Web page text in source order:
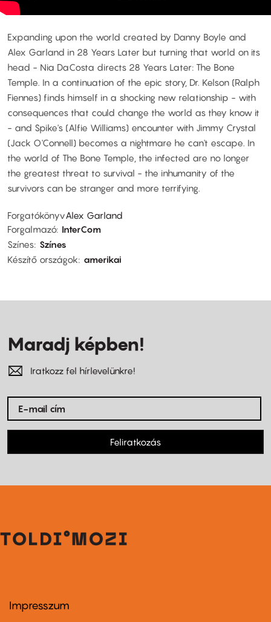
Expanding upon the world created by Danny Boyle and
Alex Garland in 28 Years Later but turning that world on its
head - Nia DaCosta directs 28 Years Later: The Bone
Temple. In a continuation of the epic story, Dr. Kelson (Ralph
Fiennes) finds himself in a shocking new relationship - with
consequences that could change the world as they know it
- and Spike's (Alfie Williams) encounter with Jimmy Crystal
(Jack O'Connell) becomes a nightmare he can't escape. In
the world of The Bone Temple, the infected are no longer
the greatest threat to survival - the inhumanity of the
survivors can be stranger and more terrifying.
ForgatókönyvAlex Garland
Forgalmazó InterCom
Színes Színes
Készítő országok
amerikai
Maradj képben!
Iratkozz fel hírlevelünkre!
Feliratkozás
Footer
Impresszum